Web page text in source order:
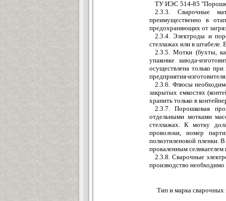
ТУ ИЭС 514-85
2.3.3. Сварочные
преимущественно в
предохраняющих от
2.3.4. Электроды и
стеллажах или в штабеле.
2.3.5. Мотки (бухты,
упаковке завода-
осуществлена только
предприятия-
2.3.6. Флюсы
закрытых емкостях
хранить только в
2.3.7. Порошковая
отдельными мотками
стеллажах. К мотку
проволоки, номер
полиэтиленовой пленки.
прокаленным
2.3.8. Сварочные
производство
Тип и марка сварочных